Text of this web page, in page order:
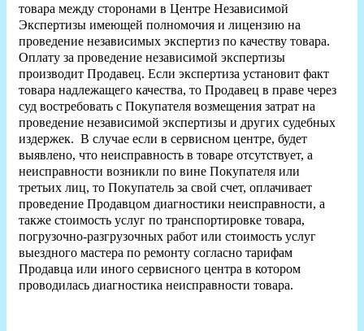
товара между сторонами в Центре Независимой
Экспертизы имеющей полномочия и лицензию на
проведение независимых экспертиз по качеству товара.
Оплату за проведение независимой экспертизы
производит Продавец. Если экспертиза установит факт
товара надлежащего качества, то Продавец в праве через
суд востребовать с Покупателя возмещения затрат на
проведение независимой экспертизы и других судебных
издержек. В случае если в сервисном центре, будет
выявлено, что неисправность в товаре отсутствует, а
неисправности возникли по вине Покупателя или
третьих лиц, то Покупатель за свой счет, оплачивает
проведение Продавцом диагностики неисправности, а
также стоимость услуг по транспортировке товара,
погрузочно-разгрузочных работ или стоимость услуг
выездного мастера по ремонту согласно тарифам
Продавца или иного сервисного центра в котором
проводилась диагностика неисправности товара.